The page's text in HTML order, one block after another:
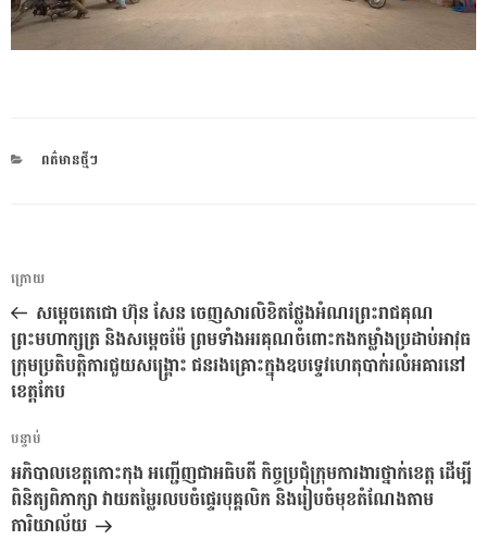
CATEGORIES
ពត៌មានថ្មីៗ
ការ​
នាំទិស​
ប្រកាស
អត្ថបទ
មុន
ក្រោយ
សម្តេចតេជោ ហ៊ុន សែន ចេញសារលិខិតថ្លែងអំណរព្រះរាជគុណ
ព្រះមហាក្សត្រ និងសម្តេចម៉ែ ព្រមទាំងអរគុណចំពោះកងកម្លាំងប្រដាប់អាវុធ
ក្រុមប្រតិបត្តិការជួយសង្គ្រោះ ជនរងគ្រោះក្នុងឧបទ្ទេវហេតុបាក់រលំអគារនៅ
ខេត្តកែប
អត្ថបទ
បន្ទាប់
បន្ទាប់
អភិបាលខេត្តកោះកុង អញ្ជើញជាអធិបតី កិច្ចប្រជុំក្រុមការងារថ្នាក់ខេត្ត ដើម្បី
ពិនិត្យពិភាក្សា វាយតម្លៃរលបចំផ្ទេរបុគ្គលិក និងរៀបចំមុខតំណែងតាម
ការិយាល័យ